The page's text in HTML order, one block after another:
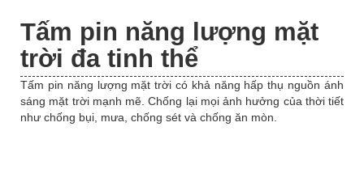
Tấm pin năng lượng mặt
trời đa tinh thể
Tấm pin năng lượng mặt trời có khả năng hấp thụ nguồn ánh
sáng mặt trời mạnh mẽ. Chống lại mọi ảnh hưởng của thời tiết
như chống bụi, mưa, chống sét và chống ăn mòn.